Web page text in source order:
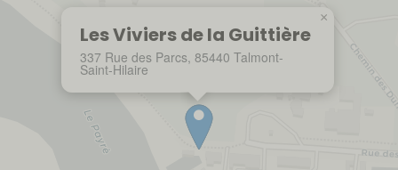
Les Viviers de la Guittière
337 Rue des Parcs, 85440 Talmont-
Saint-Hilaire
×